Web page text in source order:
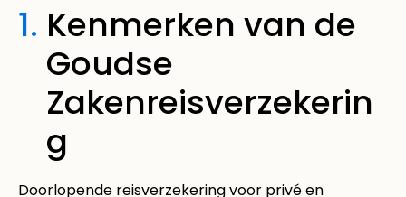
1. Kenmerken van de
Goudse
Zakenreisverzekerin
g
Doorlopende reisverzekering voor privé en